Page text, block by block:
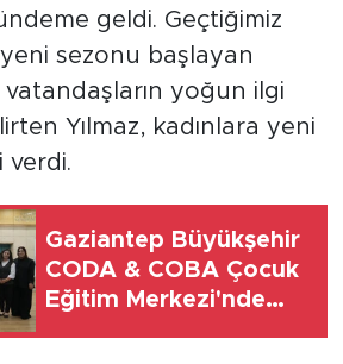
geldi. Geçtiğimiz
sezonu başlayan
yoğun ilgi
Yılmaz, kadınlara yeni
verdi.
Gaziantep Büyükşehir
CODA & COBA Çocuk
Eğitim Merkezi'nde